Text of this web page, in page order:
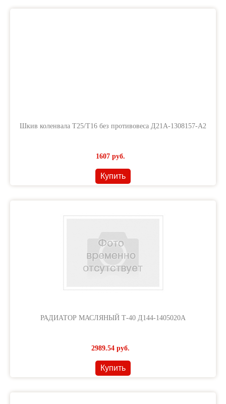
Шкив коленвала Т25/Т16 без противовеса Д21А-1308157-А2
1607 руб.
Купить
РАДИАТОР МАСЛЯНЫЙ Т-40 Д144-1405020А
2989.54 руб.
Купить